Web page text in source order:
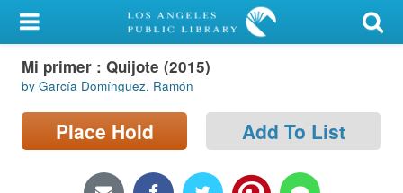
My Account
Library Card
Sign In
Mi primer : Quijote (2015)
by García Domínguez, Ramón
Place Hold Add To List